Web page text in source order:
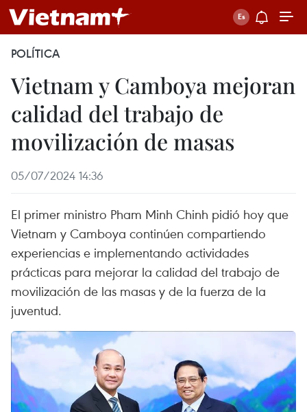
POLÍTICA
Vietnam y Camboya mejoran
calidad del trabajo de
movilización de masas
05/07/2024 14:36
El primer ministro Pham Minh Chinh pidió hoy que
Vietnam y Camboya continúen compartiendo
experiencias e implementando actividades
prácticas para mejorar la calidad del trabajo de
movilización de las masas y de la fuerza de la
juventud.